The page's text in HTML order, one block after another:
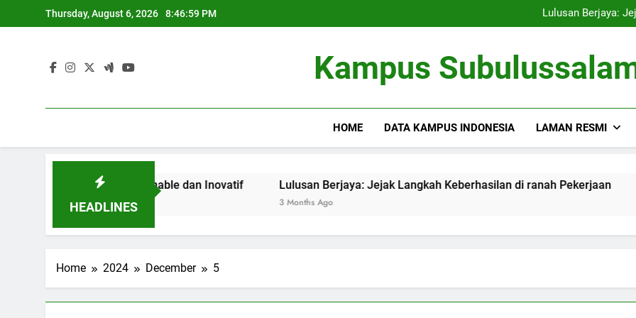
to
Thursday, August 6, 2026 8:46:59 PM
Lulusan Berjaya:
Tugas Biro Karier
Lulusan Berjaya:
Tugas Biro Karier
Kampus
HOME DATA KAMPUS INDONESIA LAMAN RESMI
HEADLINES
Pendidikan Sustainable dan Inovatif Lulusan Berjaya: Jejak Langkah Keberhasilan di ranah Pekerjaan
3 Months Ago 3
Home 2024 December 5